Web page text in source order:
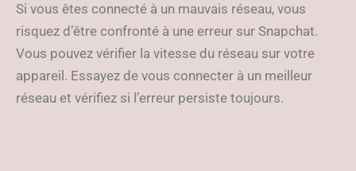
Si vous êtes connecté à un mauvais réseau, vous
risquez d’être confronté à une erreur sur Snapchat.
Vous pouvez vérifier la vitesse du réseau sur votre
appareil. Essayez de vous connecter à un meilleur
réseau et vérifiez si l’erreur persiste toujours.